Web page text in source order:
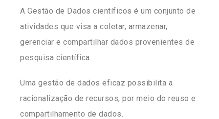
A Gestão de Dados científicos é um conjunto de
atividades que visa a coletar, armazenar,
gerenciar e compartilhar dados provenientes de
pesquisa científica.
Uma gestão de dados eficaz possibilita a
racionalização de recursos, por meio do reuso e
compartilhamento de dados.